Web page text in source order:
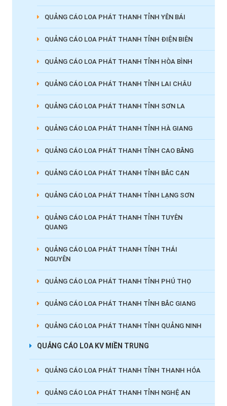
QUẢNG CÁO LOA PHÁT THANH TỈNH YÊN BÁI
QUẢNG CÁO LOA PHÁT THANH TỈNH ĐIỆN BIÊN
QUẢNG CÁO LOA PHÁT THANH TỈNH HÒA BÌNH
QUẢNG CÁO LOA PHÁT THANH TỈNH LAI CHÂU
QUẢNG CÁO LOA PHÁT THANH TỈNH SƠN LA
QUẢNG CÁO LOA PHÁT THANH TỈNH HÀ GIANG
QUẢNG CÁO LOA PHÁT THANH TỈNH CAO BẰNG
QUẢNG CÁO LOA PHÁT THANH TỈNH BẮC CẠN
QUẢNG CÁO LOA PHÁT THANH TỈNH LẠNG SƠN
QUẢNG CÁO LOA PHÁT THANH TỈNH TUYÊN
QUANG
QUẢNG CÁO LOA PHÁT THANH TỈNH THÁI
NGUYÊN
QUẢNG CÁO LOA PHÁT THANH TỈNH PHÚ THỌ
QUẢNG CÁO LOA PHÁT THANH TỈNH BẮC GIANG
QUẢNG CÁO LOA PHÁT THANH TỈNH QUẢNG NINH
QUẢNG CÁO LOA KV MIỀN TRUNG
QUẢNG CÁO LOA PHÁT THANH TỈNH THANH HÓA
QUẢNG CÁO LOA PHÁT THANH TỈNH NGHỆ AN